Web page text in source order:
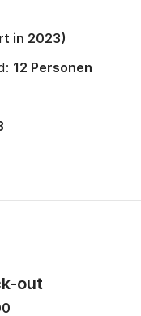
in 2023)
12 Personen
out